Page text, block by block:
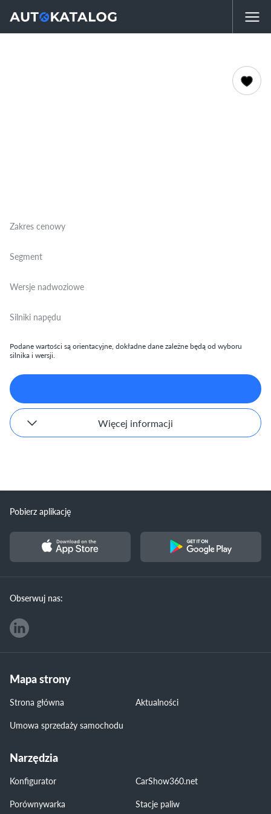
Zakres cenowy
Segment
Wersje nadwoziowe
Silniki napędu
Podane wartości są orientacyjne, dokładne dane zależne będą od wyboru
silnika i wersji.
Więcej informacji
Pobierz aplikację
Obserwuj nas:
Mapa strony
Strona główna
Aktualności
Umowa sprzedaży samochodu
Narzędzia
Konfigurator
CarShow360.net
Porównywarka
Stacje paliw